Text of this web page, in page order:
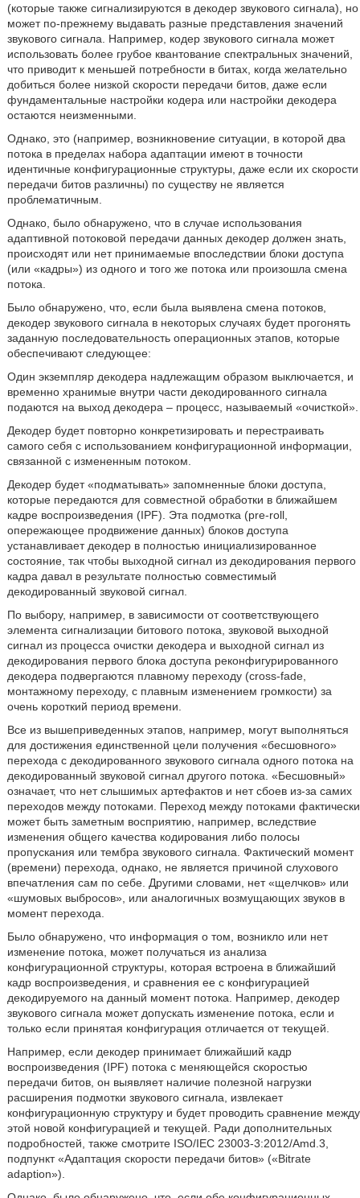
(которые также сигнализируются в декодер звукового сигнала), но
может по-прежнему выдавать разные представления значений
звукового сигнала. Например, кодер звукового сигнала может
использовать более грубое квантование спектральных значений,
что приводит к меньшей потребности в битах, когда желательно
добиться более низкой скорости передачи битов, даже если
фундаментальные настройки кодера или настройки декодера
остаются неизменными.
Однако, это (например, возникновение ситуации, в которой два
потока в пределах набора адаптации имеют в точности
идентичные конфигурационные структуры, даже если их скорости
передачи битов различны) по существу не является
проблематичным.
Однако, было обнаружено, что в случае использования
адаптивной потоковой передачи данных декодер должен знать,
происходят или нет принимаемые впоследствии блоки доступа
(или «кадры») из одного и того же потока или произошла смена
потока.
Было обнаружено, что, если была выявлена смена потоков,
декодер звукового сигнала в некоторых случаях будет прогонять
заданную последовательность операционных этапов, которые
обеспечивают следующее:
Один экземпляр декодера надлежащим образом выключается, и
временно хранимые внутри части декодированного сигнала
подаются на выход декодера – процесс, называемый «очисткой».
Декодер будет повторно конкретизировать и перестраивать
самого себя с использованием конфигурационной информации,
связанной с измененным потоком.
Декодер будет «подматывать» запомненные блоки доступа,
которые передаются для совместной обработки в ближайшем
кадре воспроизведения (IPF). Эта подмотка (pre-roll,
опережающее продвижение данных) блоков доступа
устанавливает декодер в полностью инициализированное
состояние, так чтобы выходной сигнал из декодирования первого
кадра давал в результате полностью совместимый
декодированный звуковой сигнал.
По выбору, например, в зависимости от соответствующего
элемента сигнализации битового потока, звуковой выходной
сигнал из процесса очистки декодера и выходной сигнал из
декодирования первого блока доступа реконфигурированного
декодера подвергаются плавному переходу (cross-fade,
монтажному переходу, с плавным изменением громкости) за
очень короткий период времени.
Все из вышеприведенных этапов, например, могут выполняться
для достижения единственной цели получения «бесшовного»
перехода с декодированного звукового сигнала одного потока на
декодированный звуковой сигнал другого потока. «Бесшовный»
означает, что нет слышимых артефактов и нет сбоев из-за самих
переходов между потоками. Переход между потоками фактически
может быть заметным восприятию, например, вследствие
изменения общего качества кодирования либо полосы
пропускания или тембра звукового сигнала. Фактический момент
(времени) перехода, однако, не является причиной слухового
впечатления сам по себе. Другими словами, нет «щелчков» или
«шумовых выбросов», или аналогичных возмущающих звуков в
момент перехода.
Было обнаружено, что информация о том, возникло или нет
изменение потока, может получаться из анализа
конфигурационной структуры, которая встроена в ближайший
кадр воспроизведения, и сравнения ее с конфигурацией
декодируемого на данный момент потока. Например, декодер
звукового сигнала может допускать изменение потока, если и
только если принятая конфигурация отличается от текущей.
Например, если декодер принимает ближайший кадр
воспроизведения (IPF) потока с меняющейся скоростью
передачи битов, он выявляет наличие полезной нагрузки
расширения подмотки звукового сигнала, извлекает
конфигурационную структуру и будет проводить сравнение между
этой новой конфигурацией и текущей. Ради дополнительных
подробностей, также смотрите ISO/IEC 23003-3:2012/Amd.3,
подпункт «Адаптация скорости передачи битов» («Bitrate
adaption»).